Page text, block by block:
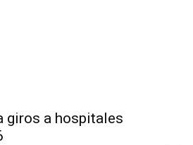
giros a hospitales